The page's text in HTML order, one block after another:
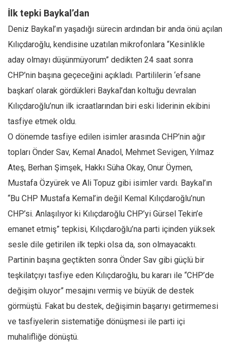
Siyaset
Dünya
Avrupa
Asya
Afrika
İslam Dünyası
Amerika
Avustralya
Düşünce
Dosyalar
İlk tepki Baykal’dan
Deniz Baykal’ın yaşadığı sürecin ardından bir anda önü açılan
Kılıçdaroğlu, kendisine uzatılan mikrofonlara “Kesinlikle
aday olmayı düşünmüyorum” dedikten 24 saat sonra
CHP’nin başına geçeceğini açıkladı. Partililerin ‘efsane
başkan’ olarak gördükleri Baykal’dan koltuğu devralan
Kılıçdaroğlu’nun ilk icraatlarından biri eski liderinin ekibini
tasfiye etmek oldu.
O dönemde tasfiye edilen isimler arasında CHP’nin ağır
topları Önder Sav, Kemal Anadol, Mehmet Sevigen, Yılmaz
Ateş, Berhan Şimşek, Hakkı Süha Okay, Onur Öymen,
Mustafa Özyürek ve Ali Topuz gibi isimler vardı. Baykal’ın
“Bu CHP Mustafa Kemal’in değil Kemal Kılıçdaroğlu’nun
CHP’si. Anlaşılıyor ki Kılıçdaroğlu CHP’yi Gürsel Tekin’e
emanet etmiş” tepkisi, Kılıçdaroğlu’na parti içinden yüksek
sesle dile getirilen ilk tepki olsa da, son olmayacaktı.
Partinin başına geçtikten sonra Önder Sav gibi güçlü bir
teşkilatçıyı tasfiye eden Kılıçdaroğlu, bu kararı ile “CHP’de
değişim oluyor” mesajını vermiş ve büyük de destek
görmüştü. Fakat bu destek, değişimin başarıyı getirmemesi
ve tasfiyelerin sistematiğe dönüşmesi ile parti içi
muhalifliğe dönüştü.